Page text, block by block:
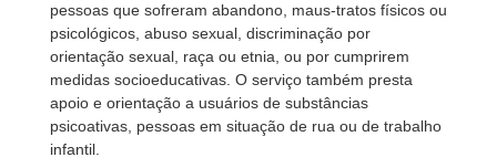
pessoas que sofreram abandono, maus-tratos físicos ou
psicológicos, abuso sexual, discriminação por
orientação sexual, raça ou etnia, ou por cumprirem
medidas socioeducativas. O serviço também presta
apoio e orientação a usuários de substâncias
psicoativas, pessoas em situação de rua ou de trabalho
infantil.